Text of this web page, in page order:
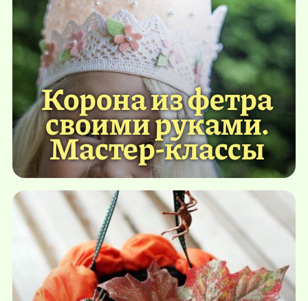
Корона из фетра
своими руками.
Мастер-классы